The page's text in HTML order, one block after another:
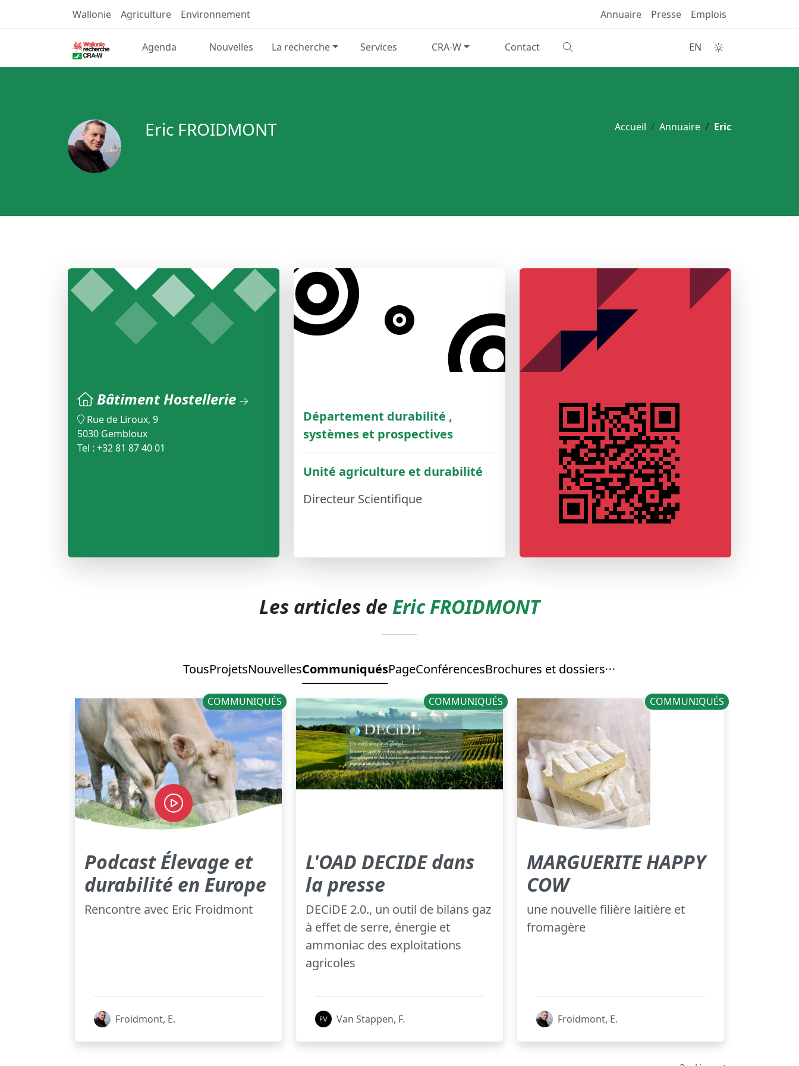
Wallonie Agriculture Environnement Annuaire Presse Emplois
Agenda Nouvelles La recherche Services CRA-W Contact EN
Accueil Annuaire Eric
Eric FROIDMONT
Bâtiment Hostellerie
Rue de Liroux, 9
5030 Gembloux
Tel : +32 81 87 40 01
Département durabilité ,
systèmes et prospectives
Unité agriculture et durabilité
Directeur Scientifique
Les articles de Eric FROIDMONT
TousProjetsNouvellesCommuniquésPageConférencesBrochures et dossiers
COMMUNIQUÉS
Podcast Élevage et
durabilité en Europe
Rencontre avec Eric Froidmont
Froidmont, E.
COMMUNIQUÉS
L'OAD DECIDE dans
la presse
DECiDE 2.0., un outil de bilans gaz
à effet de serre, énergie et
ammoniac des exploitations
agricoles
Van Stappen, F.
COMMUNIQUÉS
MARGUERITE HAPPY
COW
une nouvelle filière laitière et
fromagère
Froidmont, E.